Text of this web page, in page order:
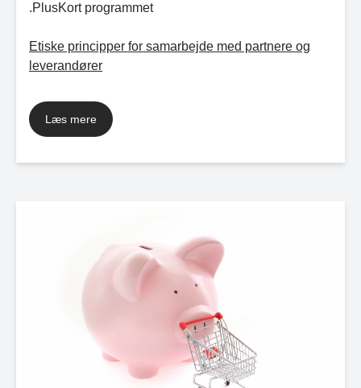
PlusKort programmet.
Etiske principper for samarbejde med partnere og
leverandører
Læs mere